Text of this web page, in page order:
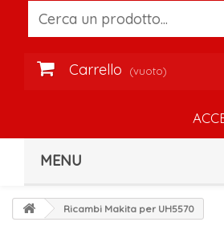
Carrello (vuoto)
MENU
Ricambi Makita per UH5570